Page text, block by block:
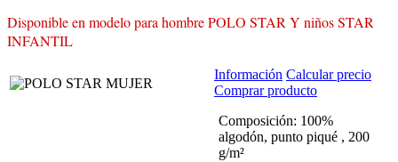
Disponible en modelo para hombre POLO STAR Y niños STAR
INFANTIL
Información Calcular precio
Comprar producto
Composición: 100%
algodón, punto piqué , 200
g/m²